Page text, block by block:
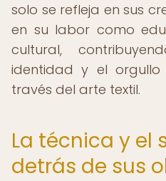
solo se refleja en sus
en su labor como
cultural,
identidad y el
través del arte textil.
La técnica y el
detrás de sus